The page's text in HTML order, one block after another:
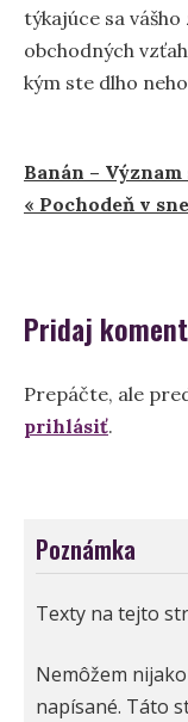
týkajúce sa
obchodných
kým ste dlho
Navigácia
v
Banán –
« Pochodeň v
Pridaj
Prepáčte, ale
prihlásiť.
Poznámka
Texty na tejto
Nemôžem
napísané. Táto